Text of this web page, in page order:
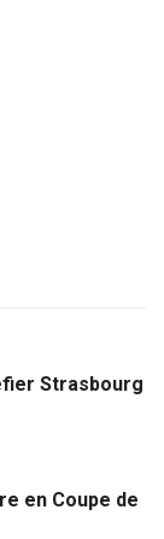
Strasbourg
en Coupe de